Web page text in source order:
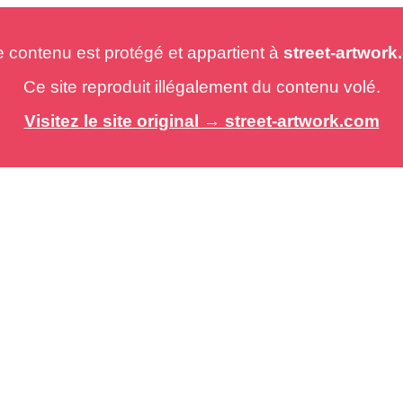
est protégé et appartient à street-
Ce site reproduit illégalement du contenu volé.
Visitez le site original → street-artwork.com